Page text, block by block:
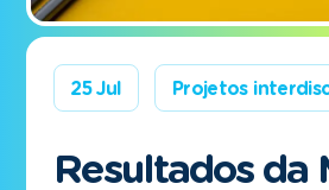
25 Jul Projetos
Resultados da